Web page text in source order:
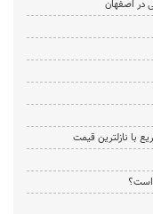
در اصفهان
با نازلترین قیمت
است؟